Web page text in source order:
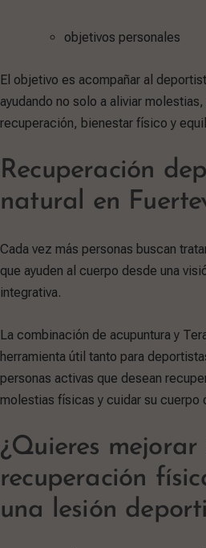
objetivos personales
El objetivo es acompañar al
ayudando no solo a aliviar
recuperación, bienestar físico y
Recuperación
natural en
Cada vez más personas buscan
que ayuden al cuerpo desde una
integrativa.
La combinación de acupuntura y
herramienta útil tanto para
personas activas que desean
molestias físicas y cuidar su cuerpo
¿Quieres mejorar
recuperación
una lesión